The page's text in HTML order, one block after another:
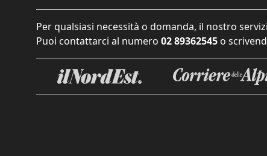
Per qualsiasi necessità o domanda, il nostro
Puoi contattarci al numero 02 89362545 o